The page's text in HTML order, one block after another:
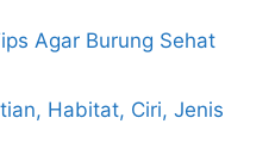
Agar Burung Sehat
Habitat, Ciri, Jenis